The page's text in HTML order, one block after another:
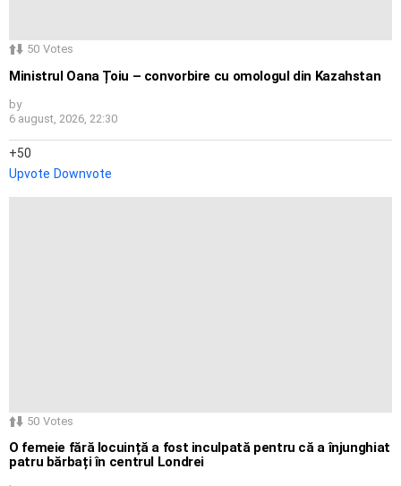
50 Votes
Ministrul Oana Țoiu – convorbire cu omologul din Kazahstan
by
6 august, 2026, 22:30
50
Upvote Downvote
50 Votes
O femeie fără locuință a fost inculpată pentru că a înjunghiat
patru bărbați în centrul Londrei